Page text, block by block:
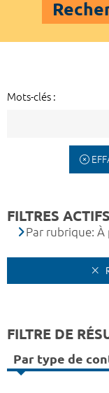
Mots-clés :
FILTRES ACTIFS
Par rubrique: À
FILTRE DE
Par type de